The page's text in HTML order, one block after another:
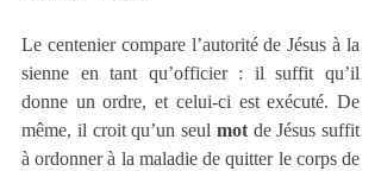
Le centenier compare l’autorité de Jésus à la
sienne en tant qu’officier : il suffit qu’il
donne un ordre, et celui-ci est exécuté. De
même, il croit qu’un seul mot de Jésus suffit
à ordonner à la maladie de quitter le corps de